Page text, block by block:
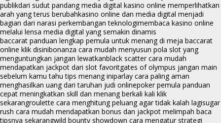
publikdari sudut pandang media digital kasino online memperlihatkan
arah yang terus berubahkasino online dan media digital menjadi
bagian dari narasi perkembangan teknologimembaca kasino online
melalui lensa media digital yang semakin dinamis
baccarat panduan lengkap pemula untuk menang di meja baccarat
online klik disinibonanza cara mudah menyusun pola slot yang
menguntungkan jangan lewatkanblack scatter cara mudah
mendapatkan jackpot dari slot favoritgates of olympus jangan main
sebelum kamu tahu tips menang iniparlay cara paling aman
menghasilkan uang dari taruhan judi onlinepoker pemula panduan
cepat meningkatkan skill dan menang berkali kali klik
sekarangroulette cara menghitung peluang agar tidak kalah lagisugar
rush cara mudah mendapatkan bonus dan jackpot melimpah baca
tipsnya sekarangwild bounty showdown cara mengatur strategi